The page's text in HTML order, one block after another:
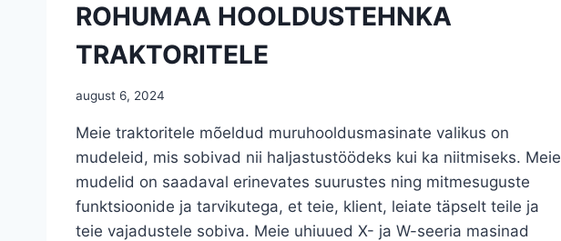
ROHUMAA HOOLDUSTEHNKA
TRAKTORITELE
august 6, 2024
Meie traktoritele mõeldud muruhooldusmasinate valikus on
mudeleid, mis sobivad nii haljastustöödeks kui ka niitmiseks. Meie
mudelid on saadaval erinevates suurustes ning mitmesuguste
funktsioonide ja tarvikutega, et teie, klient, leiate täpselt teile ja
teie vajadustele sobiva. Meie uhiuued X- ja W-seeria masinad